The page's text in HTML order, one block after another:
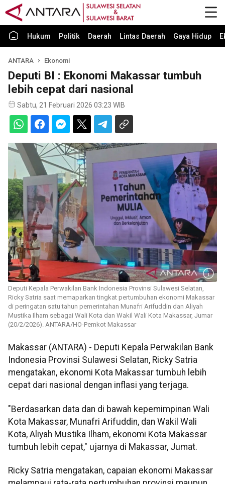
Hukum Politik Daerah Lintas Daerah Gaya Hidup
ANTARA Ekonomi
Deputi BI : Ekonomi Makassar tumbuh
lebih cepat dari nasional
Sabtu, 21 Februari 2026 03:23 WIB
Deputi Kepala Perwakilan Bank Indonesia Provinsi Sulawesi Selatan,
Ricky Satria saat memaparkan tingkat pertumbuhan ekonomi Makassar
di peringatan satu tahun pemerintahan Munafri Arifuddin dan Aliyah
Mustika Ilham sebagai Wali Kota dan Wakil Wali Kota Makassar, Jumar
(20/2/2026). ANTARA/HO-Pemkot Makassar
Makassar (ANTARA) - Deputi Kepala Perwakilan Bank
Indonesia Provinsi Sulawesi Selatan, Ricky Satria
mengatakan, ekonomi Kota Makassar tumbuh lebih
cepat dari nasional dengan inflasi yang terjaga.
"Berdasarkan data dan di bawah kepemimpinan Wali
Kota Makassar, Munafri Arifuddin, dan Wakil Wali
Kota, Aliyah Mustika Ilham, ekonomi Kota Makassar
tumbuh lebih cepat," ujarnya di Makassar, Jumat.
Ricky Satria mengatakan, capaian ekonomi Makassar